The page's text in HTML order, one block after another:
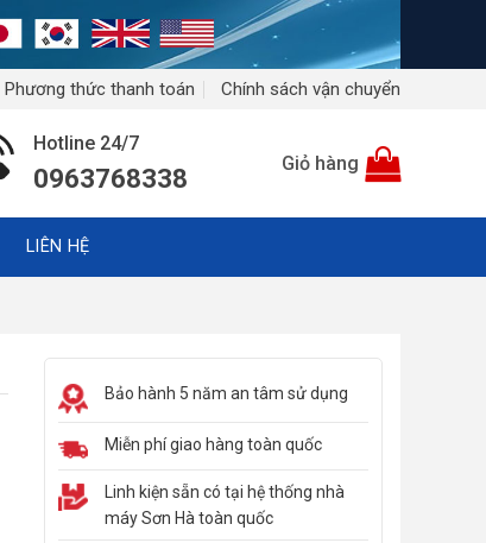
Phương thức thanh toán Chính sách vận chuyển
Hotline 24/7
0963768338 Giỏ hàng
LIÊN HỆ
Bảo hành 5 năm an tâm sử dụng
Miễn phí giao hàng toàn quốc
Linh kiện sẵn có tại hệ thống nhà
máy Sơn Hà toàn quốc